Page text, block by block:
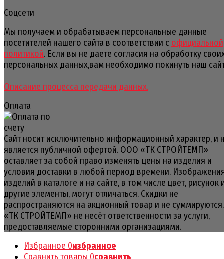
Соцсети
Мы получаем и обрабатываем персональные данные
посетителей нашего сайта в соответствии с официальной
политикой. Если вы не даете согласия на обработку
персональных данных,вам необходимо покинуть наш
Описание процесса передачи данных.
Оплата
Сайт носит исключительно информационный характер, и
является публичной офертой. ООО «ТК СТРОЙТЕМП»
оставляет за собой право изменять цены на изделия и
условия доставки в любой период времени.
изделий в каталоге и на сайте, в том числе цвет, рисунок
другие элементы, могут отличаться. Скидки не
распространяются на акционный товар и не
«ТК СТРОЙТЕМП» не несёт ответственности за услуги,
предоставляемые сторонними организациями.
Избранное 0избранное
Сравнить товары 0сравнить